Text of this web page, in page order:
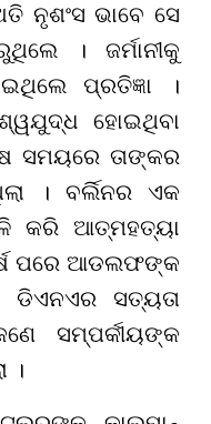
ନୃଶଂସ ଭାବେ ସେ
। ଜର୍ମାନୀକୁ
ପ୍ରତିଜ୍ଞା ।
ହୋଇଥିବା
ସମୟରେ ତାଙ୍କର
। ବର୍ଲିନର ଏକ
କରି ଆତ୍ମହତ୍ୟା
ପରେ ଆଡଲଫଙ୍କ
ଡିଏନଏର ସତ୍ୟତା
ସମ୍ପର୍କୀୟଙ୍କ
।